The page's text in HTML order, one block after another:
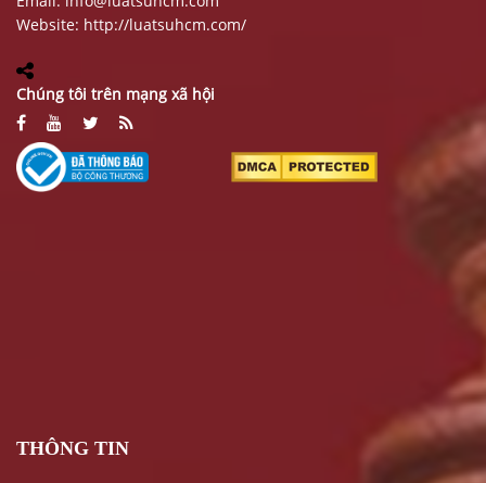
Website: http://luatsuhcm.com/
Chúng tôi trên mạng xã hội
THÔNG TIN